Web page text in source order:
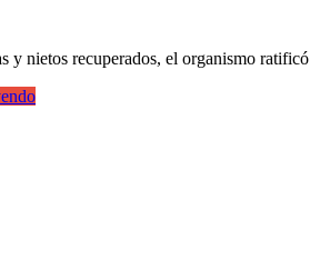
y nietos recuperados, el organismo